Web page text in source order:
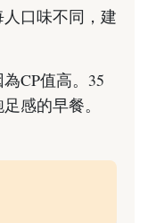
口味不同，建
CP值高。35
感的早餐。